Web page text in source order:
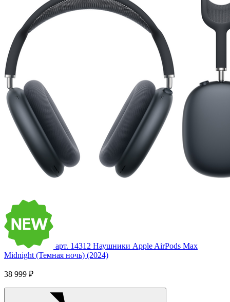
арт. 14312 Наушники Apple AirPods Max
Midnight (Темная ночь) (2024)
38 999 ₽